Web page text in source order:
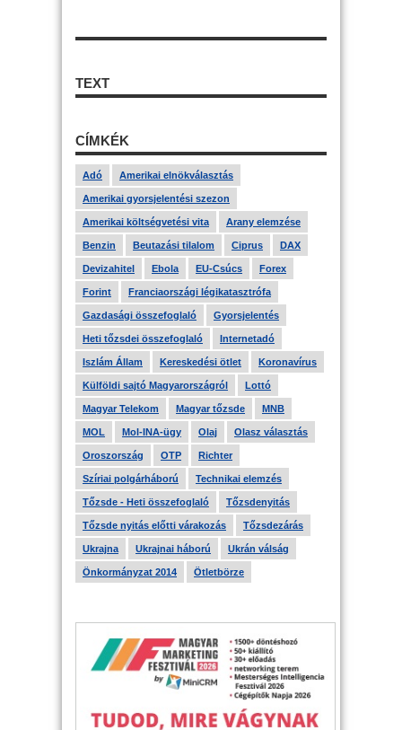
TEXT
CÍMKÉK
Adó Amerikai elnökválasztás
Amerikai gyorsjelentési szezon
Amerikai költségvetési vita Arany elemzése
Benzin Beutazási tilalom Ciprus DAX
Devizahitel Ebola EU-Csúcs Forex
Forint Franciaországi légikatasztrófa
Gazdasági összefoglaló Gyorsjelentés
Heti tőzsdei összefoglaló Internetadó
Iszlám Állam Kereskedési ötlet Koronavírus
Külföldi sajtó Magyarországról Lottó
Magyar Telekom Magyar tőzsde MNB
MOL Mol-INA-ügy Olaj Olasz választás
Oroszország OTP Richter
Szíriai polgárháború Technikai elemzés
Tőzsde - Heti összefoglaló Tőzsdenyitás
Tőzsde nyitás előtti várakozás Tőzsdezárás
Ukrajna Ukrajnai háború Ukrán válság
Önkormányzat 2014 Ötletbörze